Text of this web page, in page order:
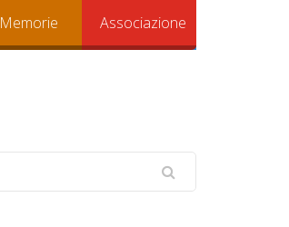
Memorie Associazione